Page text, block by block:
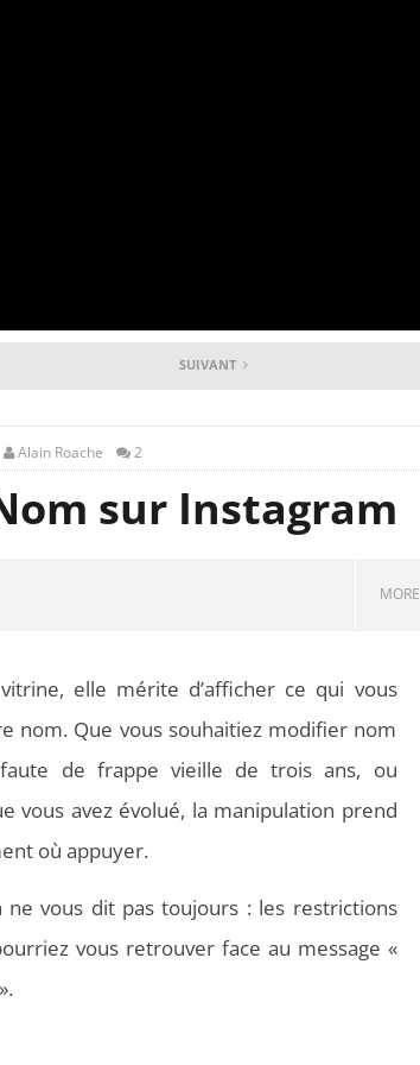
SUIVANT
Alain Roache 2
sur Instagram
MORE
outils qui
Aspirateurs ECOVACS : Top 9 des
meilleurs modèles de la marque
elle mérite d’afficher ce qui vous
Que vous souhaitiez modifier nom
de frappe vieille de trois ans, ou
vous avez évolué, la manipulation prend
où appuyer.
ne vous dit pas toujours : les restrictions
vous retrouver face au message «